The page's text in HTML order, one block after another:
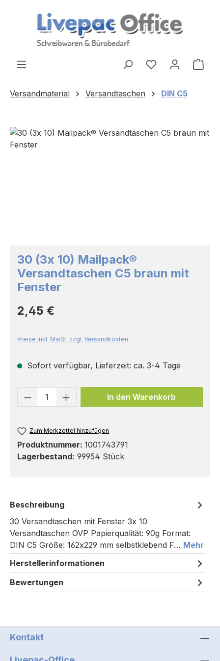
Zum Hauptinhalt springen
Versandmaterial Versandtaschen DIN C5
Bildergalerie überspringen
30 (3x 10) Mailpack®
Versandtaschen C5 braun mit
Fenster
Regulärer Preis:
2,45 €
Preise inkl. MwSt. zzgl. Versandkosten
Sofort verfügbar, Lieferzeit: ca. 3-4 Tage
Produkt Anzahl: Gib den
In den Warenkorb
Zum Merkzettel hinzufügen
Produktnummer: 1001743791
Lagerbestand: 99954 Stück
Beschreibung
30 Versandtaschen mit Fenster 3x 10
Versandtaschen OVP Papierqualität: 90g Format:
DIN C5 Größe: 162x229 mm selbstklebend F… Mehr
Herstellerinformationen
Bewertungen
Kontakt